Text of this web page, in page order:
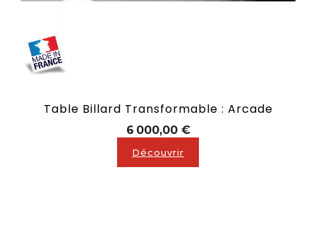
Table Billard Transformable : Arcade
6 000,00 €Prix
Découvrir